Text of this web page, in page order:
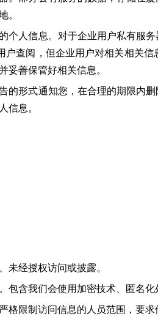
。
人信息。对于企业用户私有服
查阅，但企业用户对相关相关
妥善保管好相关信息。
形式通知您，在合理的期限内
信息。
未经授权访问或披露。
含我们会使用加密技术、匿名化
限制访问信息的人员范围，要求